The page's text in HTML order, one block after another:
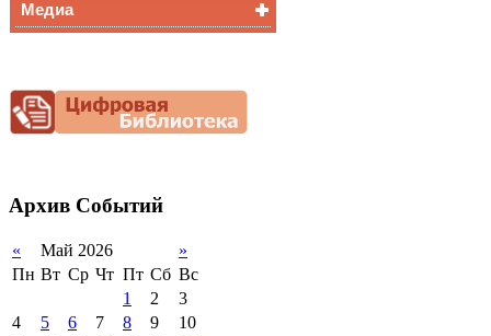
Снижение
документационной
нагрузки
Медиа
Архив Событий
« Май 2026
»
Пн Вт Ср Чт Пт Сб Вс
1
2
3
4
5 6 7 8 9
10